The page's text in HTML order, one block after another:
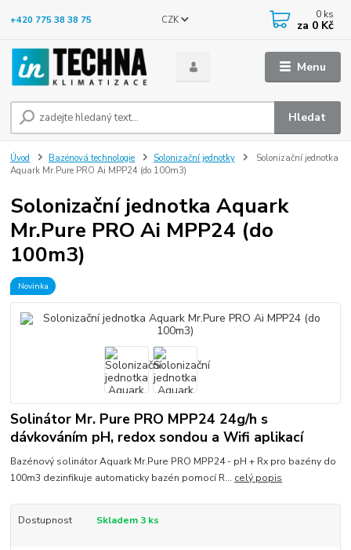
Menu
CZK
Hledat
+420 775 38 38 75 0 ks
za 0 Kč
Úvod Bazénová technologie Solonizační jednotky
Solonizační jednotka
Aquark Mr.Pure PRO Ai MPP24 (do 100m3)
Solonizační jednotka Aquark
Mr.Pure PRO Ai MPP24 (do
100m3)
Novinka
Solinátor Mr. Pure PRO MPP24 24g/h s
dávkováním pH, redox sondou a Wifi aplikací
Bazénový solinátor Aquark Mr.Pure PRO MPP24 - pH + Rx pro bazény do
100m3 dezinfikuje automaticky bazén pomocí R... celý popis
Dostupnost Skladem 3 ks